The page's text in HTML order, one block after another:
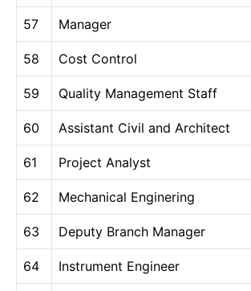
57 Manager
58 Cost Control
59 Quality Management Staff
60 Assistant Civil and Architect
61 Project Analyst
62 Mechanical Enginering
63 Deputy Branch Manager
64 Instrument Engineer